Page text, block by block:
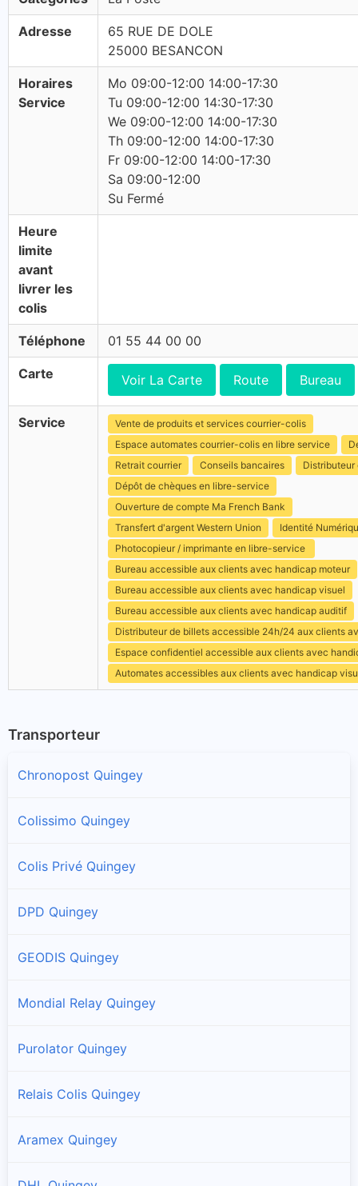
Adresse
65 RUE DE DOLE
25000 BESANCON
Horaires
Service
Mo 09:00-12:00 14:00-17:30
Tu 09:00-12:00 14:30-17:30
We 09:00-12:00 14:00-17:30
Th 09:00-12:00 14:00-17:30
Fr 09:00-12:00 14:00-17:30
Sa 09:00-12:00
Su Fermé
Heure
limite
avant
livrer les
colis
Téléphone 01 55 44 00 00
Carte Voir La Carte Route Bureau
Service
Vente de produits et services courrier-colis
Espace automates courrier-colis en libre service
Retrait courrier
Conseils bancaires
Distributeur
Dépôt de chèques en libre-service
Ouverture de compte Ma French Bank
Transfert d'argent Western Union
Identité
Photocopieur / imprimante en libre-service
Bureau accessible aux clients avec handicap moteur
Bureau accessible aux clients avec handicap visuel
Bureau accessible aux clients avec handicap auditif
Distributeur de billets accessible 24h/24 aux clients
Espace confidentiel accessible aux clients avec
Automates accessibles aux clients avec handicap
Transporteur
Chronopost Quingey
Colissimo Quingey
Colis Privé Quingey
DPD Quingey
GEODIS Quingey
Mondial Relay Quingey
Purolator Quingey
Relais Colis Quingey
Aramex Quingey